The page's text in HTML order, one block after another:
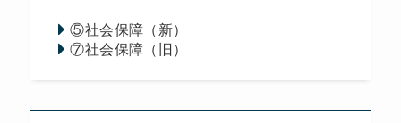
⑤社会保障（新）
⑦社会保障（旧）